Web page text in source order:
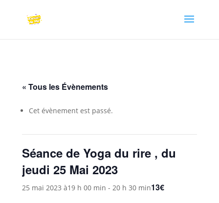
« Tous les Évènements
Cet évènement est passé.
Séance de Yoga du rire , du
jeudi 25 Mai 2023
25 mai 2023 à19 h 00 min - 20 h 30 min13€